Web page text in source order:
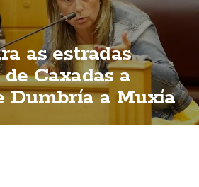
as estradas
Caxadas a
Dumbría a Muxía